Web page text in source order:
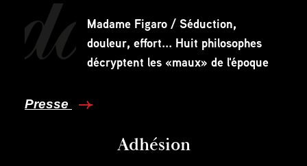
Madame Figaro / Séduction,
douleur, effort... Huit philosophes
décryptent les «maux» de l'époque
Presse
Adhésion